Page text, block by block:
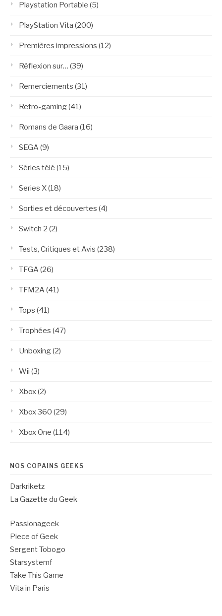
Playstation Portable (5)
PlayStation Vita (200)
Premières impressions (12)
Réflexion sur… (39)
Remerciements (31)
Retro-gaming(41)
Romans de Gaara (16)
SEGA(9)
Séries télé (15)
Series X(18)
Sorties et découvertes (4)
Switch 2 (2)
Tests, Critiques et Avis (238)
TFGA(26)
TFM2A(41)
Tops (41)
Trophées (47)
Unboxing(2)
Wii (3)
Xbox(2)
Xbox 360 (29)
Xbox One (114)
NOS COPAINS GEEKS
Darkriketz
La Gazette du Geek
Passionageek
Piece of Geek
Sergent Tobogo
Starsystemf
Take This Game
Vita in Paris